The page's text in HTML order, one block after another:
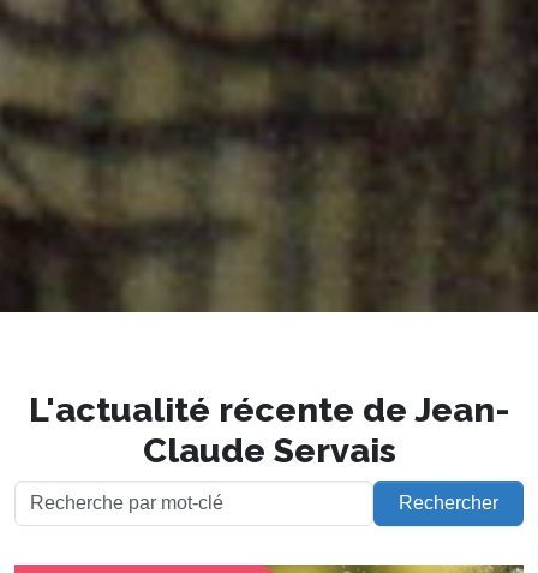
L'actualité récente de Jean-
Claude Servais
Rechercher